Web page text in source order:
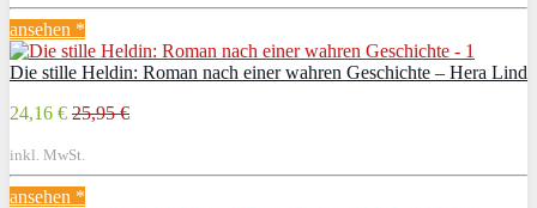
ansehen *
Die stille Heldin: Roman nach einer wahren Geschichte – Hera Lind
24,16 € 25,95 €
inkl. MwSt.
ansehen *